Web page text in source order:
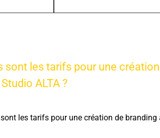
sont les tarifs pour une
ALTA ?
les tarifs pour une création de branding